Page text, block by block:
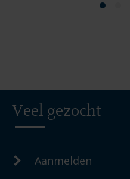
Veel gezocht
Aanmelden